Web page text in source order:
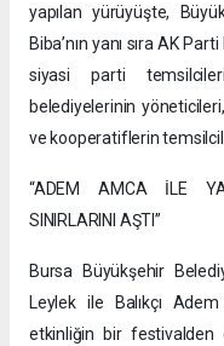
yapılan yürüyüşte,
Biba’nın yanı sıra AK
siyasi parti
belediyelerinin
ve kooperatiflerin
“ADEM AMCA İLE
SINIRLARINI AŞTI”
Bursa Büyükşehir
Leylek ile Balıkçı
etkinliğin bir festivalden